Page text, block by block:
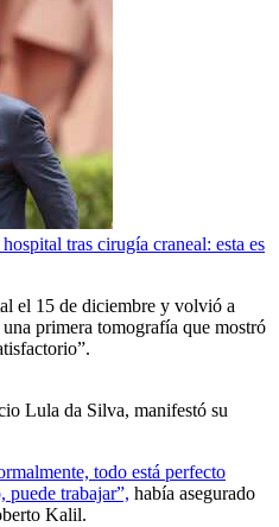
tras cirugía craneal: esta es
el 15 de diciembre y volvió a
primera tomografía que mostró
Lula da Silva, manifestó su
todo está perfecto
puede trabajar”, había asegurado
Kalil.